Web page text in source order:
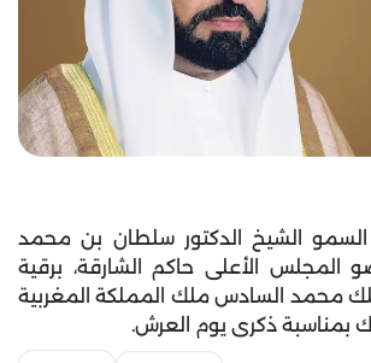
الشيخ الدكتور سلطان بن محمد
المجلس الأعلى حاكم الشارقة، برقية
محمد السادس ملك المملكة المغربية
بمناسبة ذكرى يوم العرش.